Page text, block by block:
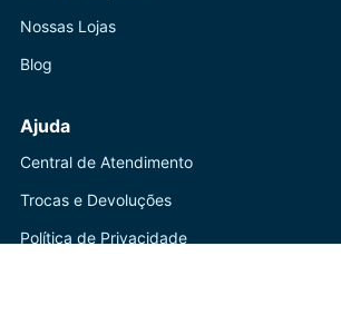
Nossas Lojas
Blog
Ajuda
Central de Atendimento
Trocas e Devoluções
Política de Privacidade